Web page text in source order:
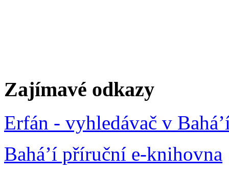
Zajímavé odkazy
Erfán - vyhledávač v
Bahá’í příruční e-knihovna